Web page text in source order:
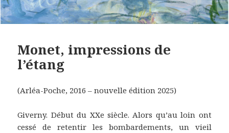
Monet, impressions de
l’étang
(Arléa-Poche, 2016 – nouvelle édition 2025)
Giverny. Début du XXe siècle. Alors qu’au loin ont
cessé de retentir les bombardements, un vieil